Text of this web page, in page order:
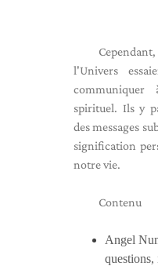
l'Univers
spirituel. Ils y
des messages
signification
notre vie.
Contenu
Angel
questions,